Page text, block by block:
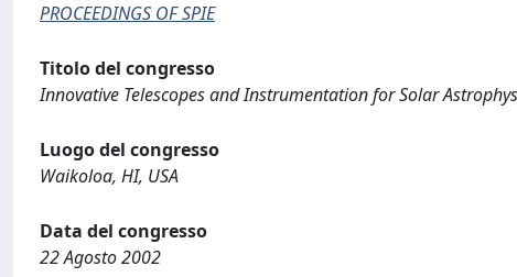
PROCEEDINGS OF SPIE
Titolo del congresso
Innovative Telescopes and Instrumentation for Solar
Luogo del congresso
Waikoloa, HI, USA
Data del congresso
22 Agosto 2002